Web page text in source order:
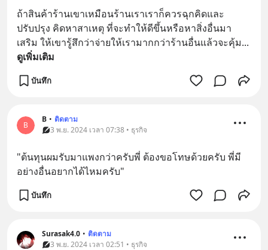
ถ้าสินค้าร้านเขาเหมือนร้านเราเราก็ควรฉุกคิดและ
ปรับปรุง คิดหาสาเหตุ ที่จะทำให้ดีขึ้นหรือหาสิ่งอื่นมา
เสริม ให้เขารู้สึกว่าจ่ายให้เรามากกว่าร้านอื่นแล้วจะคุ้ม...
ดูเพิ่มเติม
บันทึก
B
B • ติดตาม
3 พ.ย. 2024 เวลา 07:38 • ธุรกิจ
"ต้นทุนผมรับมาแพงกว่าครับพี่ ต้องขอโทษด้วยครับ พี่มี
อย่างอื่นอยากได้ไหมครับ"
บันทึก
Surasak4.0 • ติดตาม
3 พ.ย. 2024 เวลา 02:51 • ธุรกิจ